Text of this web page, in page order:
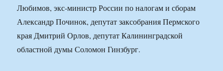
Любимов, экс-министр России по налогам и сборам
Александр Починок, депутат заксобрания Пермского
края Дмитрий Орлов, депутат Калининградской
областной думы Соломон Гинзбург.